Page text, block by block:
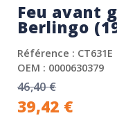
Feu avant
Berlingo
Référence : CT631E
OEM : 0000630379
46,40€
39,42 €